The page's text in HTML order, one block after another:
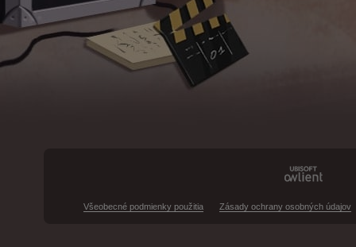
Všeobecné podmienky použitia Zásady ochrany osobných údajov